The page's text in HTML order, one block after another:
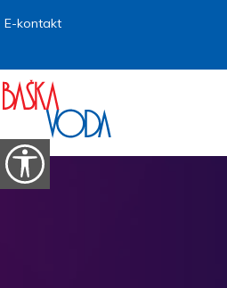
Prikaži postavke pristupačnosti
E-kontakt